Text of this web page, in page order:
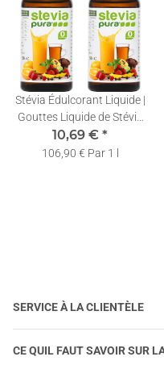
Stévia Édulcorant Liquide |
Gouttes Liquide de Stévia
Pure | Stévia Liquide |
2x50ml
10,69 € *
106,90 € Par 1 l
SERVICE À LA CLIENTÈLE
CE QUIL FAUT SAVOIR SUR